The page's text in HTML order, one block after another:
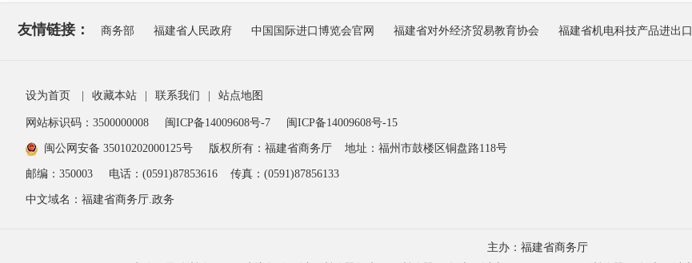
友情链接： 商务部 福建省人民政府 中国国际进口博览会官网 福建省对外经济贸易教育协会 福建省机电科技产品进出
设为首页 收藏本站 联系我们 站点地图
网站标识码：3500000008 闽ICP备14009608号-7 闽ICP备14009608号-15
闽公网安备 35010202000125号 版权所有：福建省商务厅 地址：福州市鼓楼区铜盘路118号
邮编：350003 电话：(0591)87853616 传真：(0591)87856133
中文域名：福建省商务厅.政务
主办：福建省商务厅